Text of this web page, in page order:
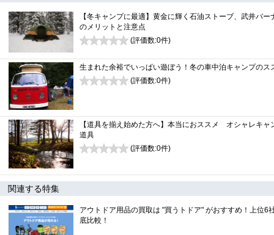
【冬キャンプに最適】黄金に輝く石油ストーブ、武井バー
のメリットと注意点
(評価数:0件)
生まれた余裕でいっぱい遊ぼう！冬の車中泊キャンプのス
(評価数:0件)
【道具を揃え始めた方へ】本当におススメ オシャレキャ
道具
(評価数:0件)
関連する特集
アウトドア用品の買取は "買うトドア" がおすすめ！上位6
底比較！